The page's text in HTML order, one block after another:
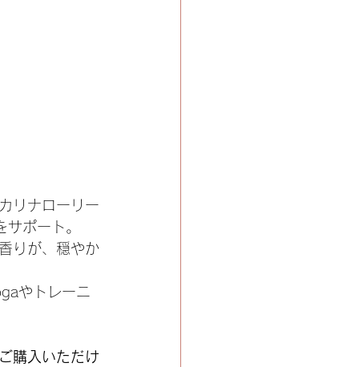
リナローリー
ポート。
りが、穏やか
やトレーニ
購入いただけ